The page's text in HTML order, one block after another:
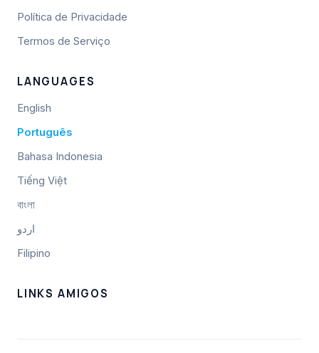
Política de Privacidade
Termos de Serviço
LANGUAGES
English
Português
Bahasa Indonesia
Tiếng Việt
বাংলা
اردو
Filipino
LINKS AMIGOS